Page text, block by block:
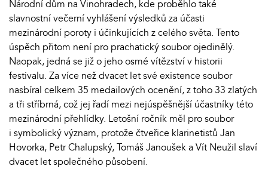
Národní dům na Vinohradech, kde proběhlo také
slavnostní večerní vyhlášení výsledků za účasti
mezinárodní poroty i účinkujících z celého světa. Tento
úspěch přitom není pro prachatický soubor ojedinělý.
Naopak, jedná se již o jeho osmé vítězství v historii
festivalu. Za více než dvacet let své existence soubor
nasbíral celkem 35 medailových ocenění, z toho 33 zlatých
a tři stříbrná, což jej řadí mezi nejúspěšnější účastníky této
mezinárodní přehlídky. Letošní ročník měl pro soubor
i symbolický význam, protože čtveřice klarinetistů Jan
Hovorka, Petr Chalupský, Tomáš Janoušek a Vít Neužil slaví
dvacet let společného působení.